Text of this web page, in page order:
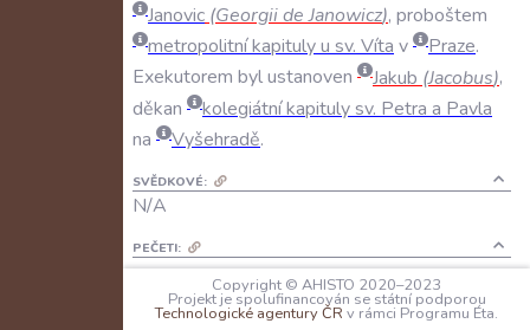
Janovic (Georgiide Janowicz), proboštem
metropolitníkapitulyu sv. Víta v Praze.
Exekutorem bylustanoven Jakub (Jacobus),
děkan
kolegiátníkapitulysv. Petra a Pavla
na
Vyšehradě.
SVĚDKOVÉ:
N/A
PEČETI:
N/A
KANCELÁŘSKÉ POZNÁMKY:
Copyright © AHISTO 2020–2023
Projekt je spolufinancován se státní podporou
Technologické agentury ČR v rámci Programu Éta.